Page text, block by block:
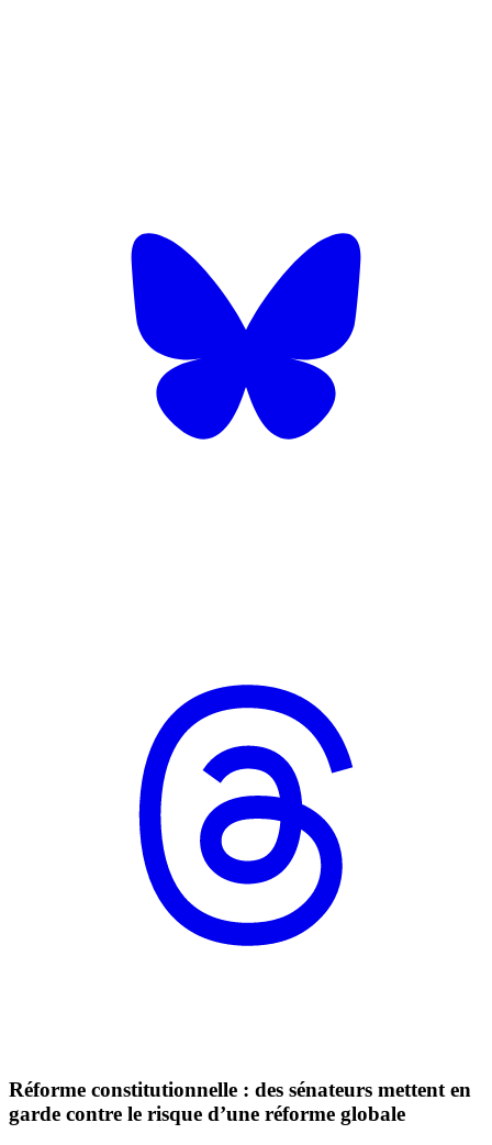
Réforme constitutionnelle : des sénateurs mettent en
garde contre le risque d’une réforme globale